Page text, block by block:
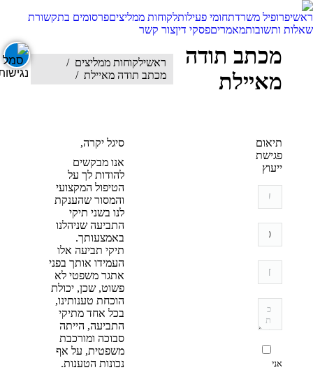
ראשיפרופיל משרדתחומי פעילותלקוחות ממליציםפרסומים בתקשורת
שאלות ותשובותמאמריםפסקי דיןצור קשר
מכתב תודה
מאיילת
אתה כאן:
ראשילקוחות ממליצים
מכתב תודה מאיילת
סיגל יקרה,
אנו מבקשים
להודות לך על
הטיפול המקצועי
והמסור שהענקת
לנו בשני תיקי
התביעה שניהלנו
באמצעותך.
תיקי תביעה אלו
העמידו אותך בפני
אתגר משפטי לא
פשוט, שכן, יכולת
הוכחת טענותינו,
בכל אחד מתיקי
התביעה, הייתה
סבוכה ומורכבת
משפטית, על אף
נכונות הטענות.
תיאום
פגישת
ייעוץ
אני